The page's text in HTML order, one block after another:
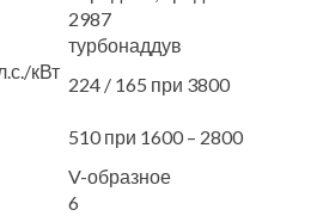
2987
турбонаддув
кВт
224 / 165 при 3800
510 при 1600 – 2800
V-образное
6